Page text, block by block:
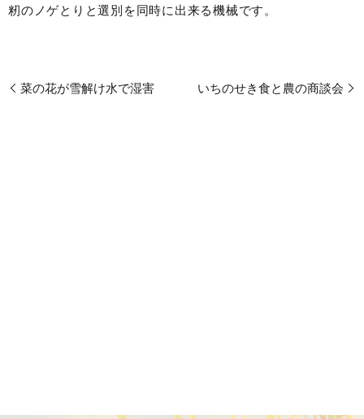
籾のノゲとりと選別を同時に出来る機械です。
菜の花が雪解け水で湿害 いちのせき食と農の商談会